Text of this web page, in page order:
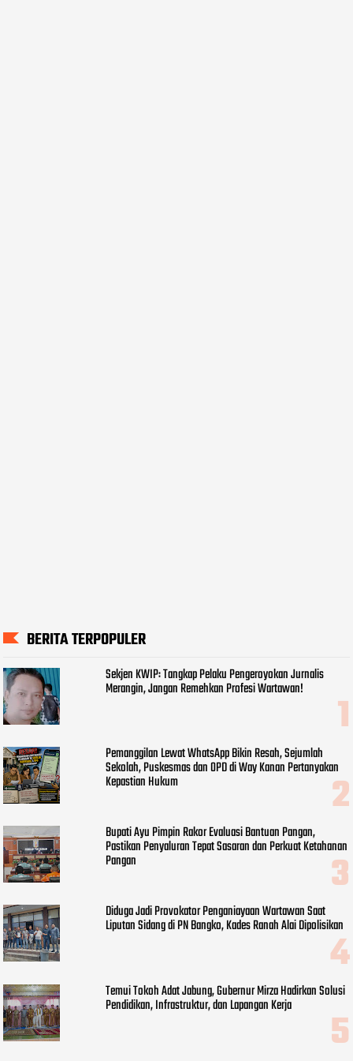
BERITA TERPOPULER
Sekjen KWIP: Tangkap Pelaku Pengeroyokan Jurnalis
Merangin, Jangan Remehkan Profesi Wartawan!
Pemanggilan Lewat WhatsApp Bikin Resah, Sejumlah
Sekolah, Puskesmas dan OPD di Way Kanan Pertanyakan
Kepastian Hukum
Bupati Ayu Pimpin Rakor Evaluasi Bantuan Pangan,
Pastikan Penyaluran Tepat Sasaran dan Perkuat Ketahanan
Pangan
Diduga Jadi Provokator Penganiayaan Wartawan Saat
Liputan Sidang di PN Bangko, Kades Ranah Alai Dipolisikan
Temui Tokoh Adat Jabung, Gubernur Mirza Hadirkan Solusi
Pendidikan, Infrastruktur, dan Lapangan Kerja